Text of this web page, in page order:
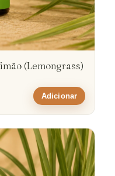
(Lemongrass)
Adicionar